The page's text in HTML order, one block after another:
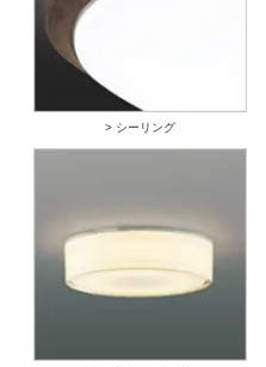
> シーリング